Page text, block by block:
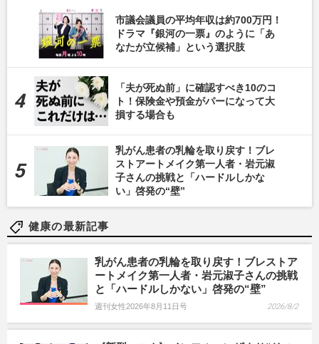
市議会議員の平均年収は約700万円！
ドラマ『銀河の一票』のように「あ
なたが立候補」という選択肢
「夫が死ぬ前」に確認すべき10のコ
ト！保険金や預金がパーになって大
損する場合も
乳がん患者の乳輪を取り戻す！ブレ
ストアートメイク第一人者・岩元淑
子さんの挑戦と「ハードルしかな
い」啓発の“壁”
健康の最新記事
乳がん患者の乳輪を取り戻す！ブレストア
ートメイク第一人者・岩元淑子さんの挑戦
と「ハードルしかない」啓発の“壁”
週刊女性2026年8月11日号 2026/8/2